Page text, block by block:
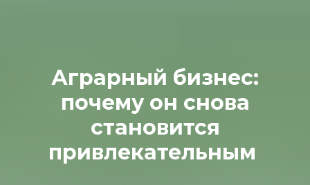
Аграрный бизнес:
почему он снова
становится
привлекательным